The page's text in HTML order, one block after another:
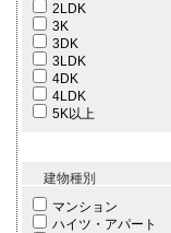
2LDK
3K
3DK
3LDK
4DK
4LDK
5K以上
建物種別
マンション
ハイツ・アパート